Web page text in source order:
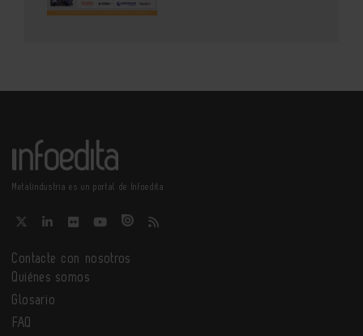
Metalindustria es un portal de Infoedita
Contacte con nosotros
Quiénes somos
Glosario
FAQ